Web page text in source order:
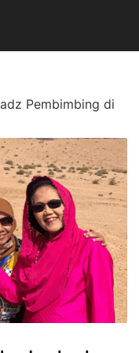
Pembimbing di